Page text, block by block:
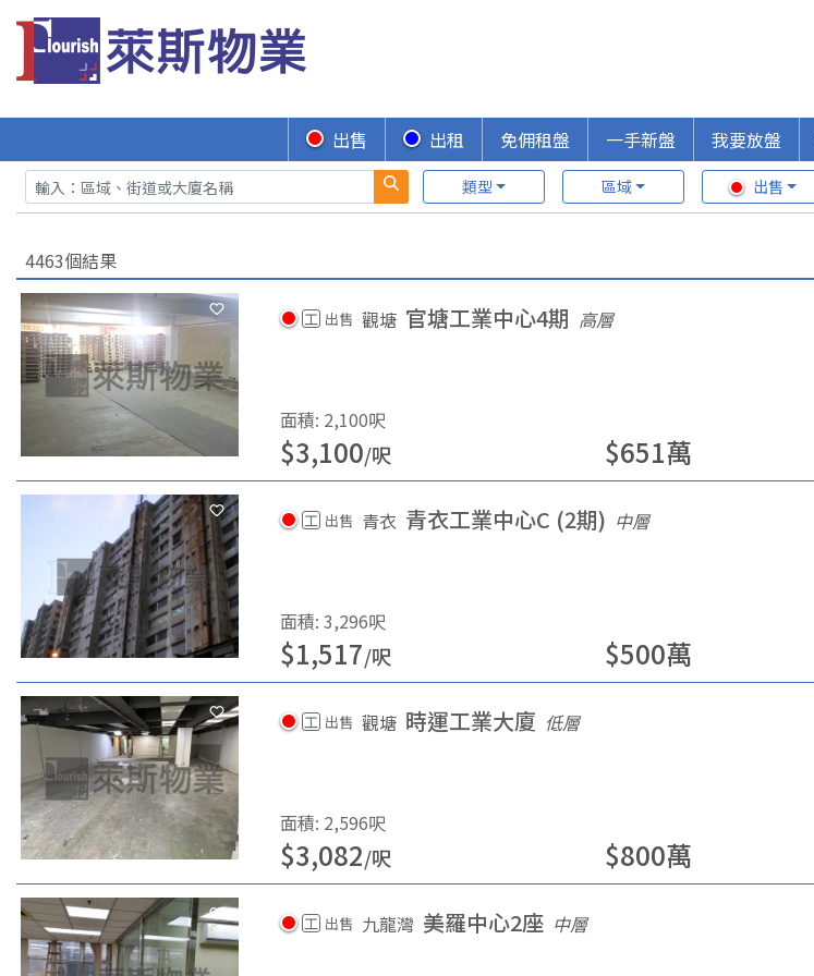
出售 出租 免佣租盤 一手新盤 我要放盤
類型 區域 出售
4463個結果
工 出售 觀塘 官塘工業中心4期 高層
面積: 2,100呎
$3,100/呎 $651萬
工 出售 青衣 青衣工業中心C (2期) 中層
面積: 3,296呎
$1,517/呎 $500萬
工 出售 觀塘 時運工業大廈 低層
面積: 2,596呎
$3,082/呎 $800萬
工 出售 九龍灣 美羅中心2座 中層